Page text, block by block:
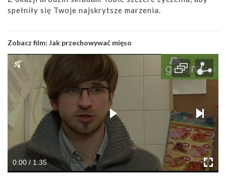
spełniły się Twoje najskrytsze marzenia.
Zobacz film: Jak przechowywać mięso
0:00 / 1:35